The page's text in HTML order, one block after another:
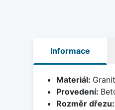
Informace
Materiál:
Provedení:
Rozměr dřezu: